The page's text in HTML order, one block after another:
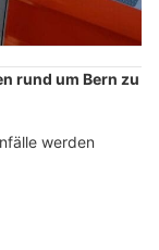
rund um Bern zu
werden